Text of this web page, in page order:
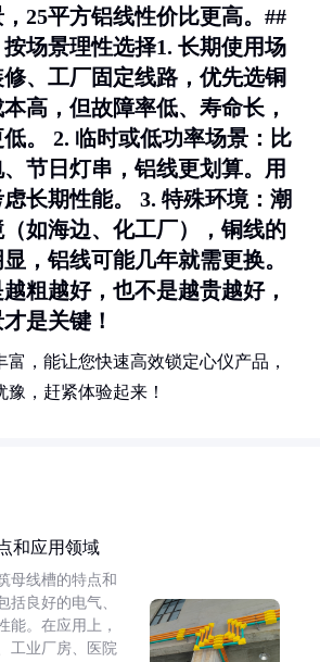
25平方铝线性价比更高。##
场景理性选择1. 长期使用场
修、工厂固定线路，优先选铜
高，但故障率低、寿命长，
。 2. 临时或低功率场景 ：比
节日灯串，铝线更划算。用
长期性能。 3. 特殊环境：潮
如海边、化工厂），铜线的
，铝线可能几年就需更换。
粗越好，也不是越贵越好，
是关键！
富，能让您快速高效锁定心仪产品，
，赶紧体验起来！
和应用领域
母线槽的特点和
括良好的电气、
能。在应用上，
工业厂房、医院